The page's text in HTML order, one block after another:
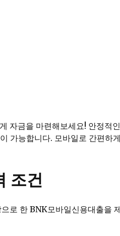
자금을 마련해보세요! 안정적
가능합니다. 모바일로 간편
조건
로 한 BNK모바일신용대출을